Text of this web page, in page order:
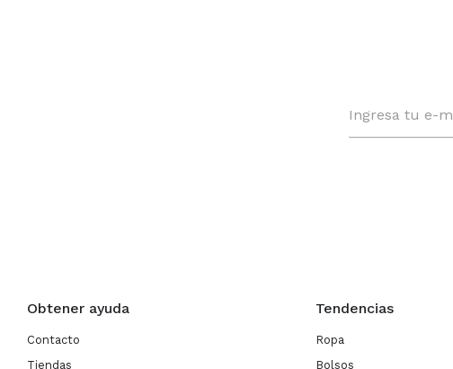
Obtener ayuda
Contacto
Tiendas
Tendencias
Ropa
Bolsos